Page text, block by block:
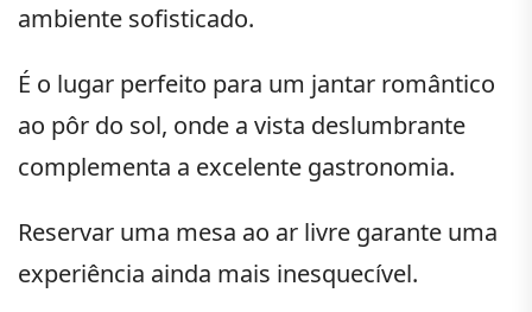
ambiente sofisticado.
É o lugar perfeito para um jantar romântico
ao pôr do sol, onde a vista deslumbrante
complementa a excelente gastronomia.
Reservar uma mesa ao ar livre garante uma
experiência ainda mais inesquecível.